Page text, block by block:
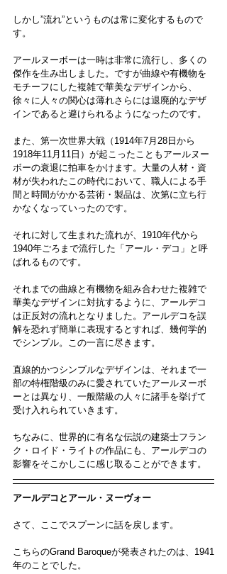
しかし”流れ”というものは常に変化するもので
す。
アールヌーボーは一時は非常に流行し、多くの
傑作を生み出しました。ですが曲線や有機物を
モチーフにした複雑で華美なデザインから、
徐々に人々の関心は薄れさらには退廃的なデザ
インであると避けられるようになったのです。
また、第一次世界大戦（1914年7月28日から
1918年11月11日）が起こったこともアールヌー
ボーの衰退に拍車をかけます。大量の人材・資
材が失われたこの時代において、職人による手
間と時間がかかる芸術・製品は、次第に立ち行
かなくなっていったのです。
それに対して生まれた流れが、1910年代から
1940年ごろまで流行した「アール・デコ」と呼
ばれるものです。
それまでの曲線と有機物を組み合わせた複雑で
華美なデザインに対抗するように、アールデコ
は正反対の流れとなりました。アールデコを誤
解を恐れず簡単に表現するとすれば、幾何学的
でシンプル。この一言に尽きます。
直線的かつシンプルなデザインは、それまで一
部の特権階級のみに愛されていたアールヌーボ
ーとは異なり、一般階級の人々に諸手を挙げて
受け入れられていきます。
ちなみに、世界的に有名な伝説の建築士フラン
ク・ロイド・ライトの作品にも、アールデコの
影響をそこかしこに感じ取ることができます。
アールデコとアール・ヌーヴォー
さて、ここでスプーンに話を戻します。
こちらのGrand Baroqueが発表されたのは、1941
年のことでした。